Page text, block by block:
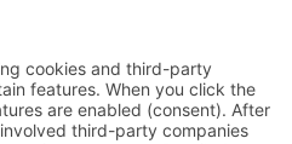
sanieren
photovoltaik
möbel
wärme